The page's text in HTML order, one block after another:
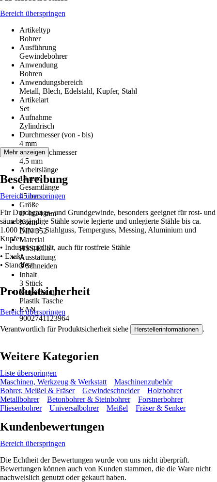
Bereich überspringen
Artikeltyp
Bohrer
Ausführung
Gewindebohrer
Anwendung
Bohren
Anwendungsbereich
Metall, Blech, Edelstahl, Kupfer, Stahl
Artikelart
Set
Aufnahme
Zylindrisch
Durchmesser (von - bis)
4 mm
Schaftdurchmesser
4,5 mm
Arbeitslänge
14 mm
Gesamtlänge
45 mm
Größe
Ø 4x14 mm
Norm
DIN 352
Material
HSS-ECo
Ausstattung
3 Schneiden
Inhalt
3 Stück
Verpackung
Plastik Tasche
EAN
9002741123964
Mehr anzeigen
Beschreibung
Bereich überspringen
Für Durchgangs- und Grundgewinde, besonders geeignet für rost- und
säurebeständige Stähle sowie legierte und unlegierte Stähle bis ca.
1.000 N/mm², Stahlguss, Temperguss, Messing, Aluminium und
Kupfer.
• Industriequalität, auch für rostfreie Stähle
• Exakt
• Standfest
Produktsicherheit
Bereich überspringen
Verantwortlich für Produktsicherheit siehe Herstellerinformationen .
Weitere Kategorien
Liste überspringen
Maschinen, Werkzeug & Werkstatt
Maschinenzubehör
Bohrer, Meißel & Fräser
Gewindeschneider
Holzbohrer
Metallbohrer
Betonbohrer & Steinbohrer
Forstnerbohrer
Fliesenbohrer
Universalbohrer Meißel Fräser & Senker
Kundenbewertungen
Bereich überspringen
Die Echtheit der Bewertungen wurde von uns nicht überprüft.
Bewertungen können auch von Kunden stammen, die die Ware nicht
nachweislich genutzt oder gekauft haben.